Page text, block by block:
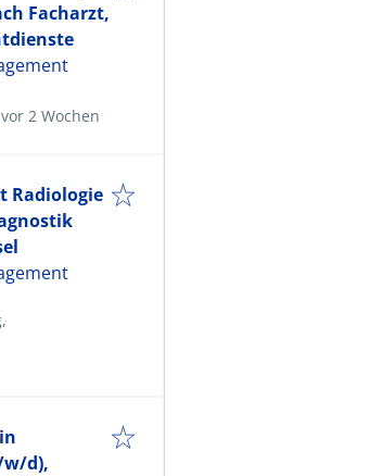
Facharzt,
:
vor 2 Wochen
Radiologie
d),